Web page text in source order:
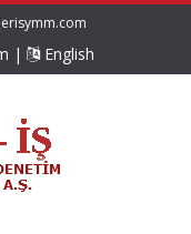
| English